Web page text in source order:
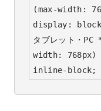
(max-width:
display:
タブレット・
width:
inline-block;